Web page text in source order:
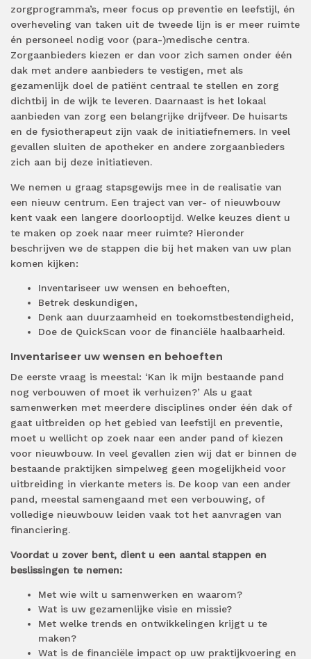
zorgprogramma’s, meer focus op preventie en leefstijl, én
overheveling van taken uit de tweede lijn is er meer ruimte
én personeel nodig voor (para-)medische centra.
Zorgaanbieders kiezen er dan voor zich samen onder één
dak met andere aanbieders te vestigen, met als
gezamenlijk doel de patiënt centraal te stellen en zorg
dichtbij in de wijk te leveren. Daarnaast is het lokaal
aanbieden van zorg een belangrijke drijfveer. De huisarts
en de fysiotherapeut zijn vaak de initiatiefnemers. In veel
gevallen sluiten de apotheker en andere zorgaanbieders
zich aan bij deze initiatieven.
We nemen u graag stapsgewijs mee in de realisatie van
een nieuw centrum. Een traject van ver- of nieuwbouw
kent vaak een langere doorlooptijd. Welke keuzes dient u
te maken op zoek naar meer ruimte? Hieronder
beschrijven we de stappen die bij het maken van uw plan
komen kijken:
Inventariseer uw wensen en behoeften,
Betrek deskundigen,
Denk aan duurzaamheid en toekomstbestendigheid,
Doe de QuickScan voor de financiële haalbaarheid.
Inventariseer uw wensen en behoeften
De eerste vraag is meestal: ‘Kan ik mijn bestaande pand
nog verbouwen of moet ik verhuizen?’ Als u gaat
samenwerken met meerdere disciplines onder één dak of
gaat uitbreiden op het gebied van leefstijl en preventie,
moet u wellicht op zoek naar een ander pand of kiezen
voor nieuwbouw. In veel gevallen zien wij dat er binnen de
bestaande praktijken simpelweg geen mogelijkheid voor
uitbreiding in vierkante meters is. De koop van een ander
pand, meestal samengaand met een verbouwing, of
volledige nieuwbouw leiden vaak tot het aanvragen van
financiering.
Voordat u zover bent, dient u een aantal stappen en
beslissingen te nemen:
Met wie wilt u samenwerken en waarom?
Wat is uw gezamenlijke visie en missie?
Met welke trends en ontwikkelingen krijgt u te
maken?
Wat is de financiële impact op uw praktijkvoering en